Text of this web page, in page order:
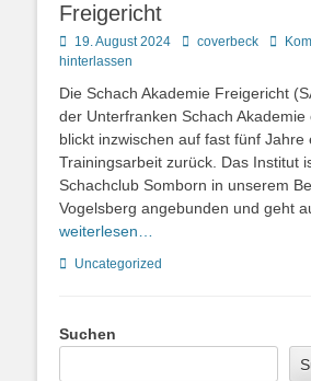
Freigericht
Posted
on
19. August 2024 Autorcoverbeck
hinterlassen
Die Schach Akademie Freigericht
der Unterfranken Schach Akademie
blickt inzwischen auf fast fünf Jahre
Trainingsarbeit zurück. Das Institut
Schachclub Somborn in unserem
Vogelsberg angebunden und geht
weiterlesen…
Kategorien
Uncategorized
Suchen